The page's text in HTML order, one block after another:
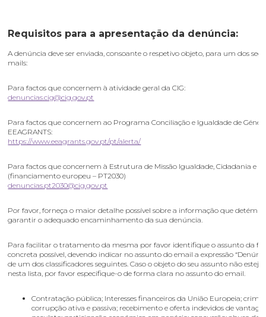
Requisitos para a apresentação da denúncia:
A denúncia deve ser enviada, consoante o respetivo objeto, para um dos
mails:
Para factos que concernem à atividade geral da CIG:
denuncias.cig@cig.gov.pt
Para factos que concernem ao Programa Conciliação e Igualdade de
EEAGRANTS:
https://www.eeagrants.gov.pt/pt/alerta/
Para factos que concernem à Estrutura de Missão Igualdade, Cidadania e
(financiamento europeu – PT2030)
denuncias.pt2030@cig.gov.pt
Por favor, forneça o maior detalhe possível sobre a informação que detém
garantir o adequado encaminhamento da sua denúncia.
Para facilitar o tratamento da mesma por favor identifique o assunto da
concreta possível, devendo indicar no assunto do email a expressão
de um dos classificadores seguintes. Caso o objeto do seu assunto não
nesta lista, por favor especifique-o de forma clara no assunto do email.
Contratação pública; Interesses financeiros da União Europeia;
corrupção ativa e passiva; recebimento e oferta indevidos de